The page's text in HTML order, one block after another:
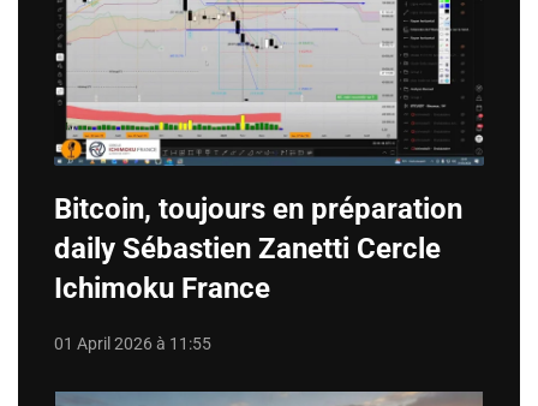
Bitcoin, toujours en préparation
daily Sébastien Zanetti Cercle
Ichimoku France
01 April 2026 à 11:55